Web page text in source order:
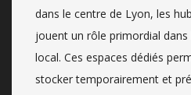
dans le centre de Lyon, les
jouent un rôle primordial dans
local. Ces espaces dédiés
stocker temporairement et